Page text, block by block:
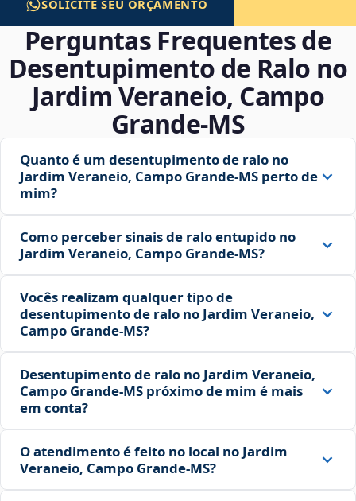
SOLICITE SEU ORÇAMENTO
Perguntas Frequentes de
Desentupimento de Ralo no
Jardim Veraneio, Campo
Grande‑MS
Quanto é um desentupimento de ralo no
Jardim Veraneio, Campo Grande‑MS perto de
mim?
Como perceber sinais de ralo entupido no
Jardim Veraneio, Campo Grande‑MS?
Vocês realizam qualquer tipo de
desentupimento de ralo no Jardim Veraneio,
Campo Grande‑MS?
Desentupimento de ralo no Jardim Veraneio,
Campo Grande‑MS próximo de mim é mais
em conta?
O atendimento é feito no local no Jardim
Veraneio, Campo Grande‑MS?